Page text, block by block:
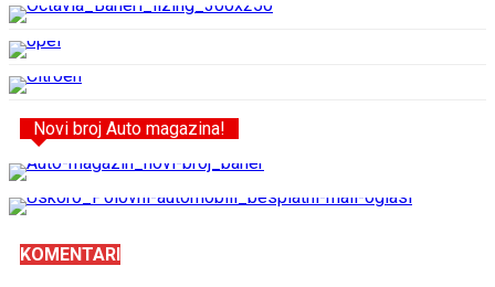
Novi broj Auto magazina!
KOMENTARI